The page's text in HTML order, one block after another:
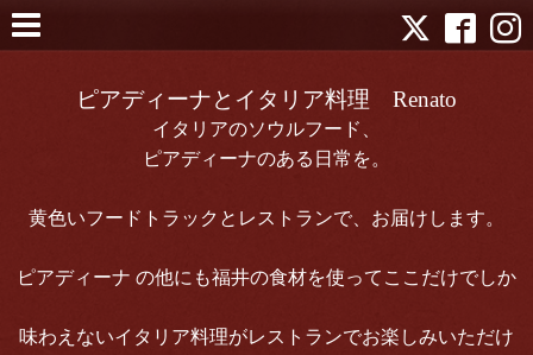
ピアディーナとイタリア料理 Renato
イタリアのソウルフード、
ピアディーナのある日常を。
黄色いフードトラックとレストランで、お届けします。
ピアディーナ の他にも福井の食材を使ってここだけでしか
味わえないイタリア料理がレストランでお楽しみいただけ